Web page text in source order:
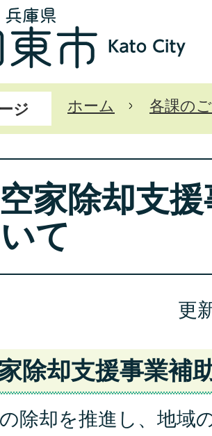
ジ ホーム 各課の
家除却支
て
更
除却支援事業補
除却を推進し、地域